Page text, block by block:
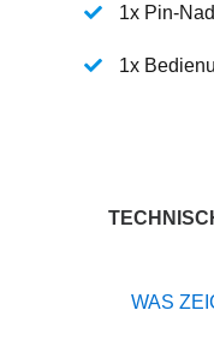
1x Pin-
1x
WAS